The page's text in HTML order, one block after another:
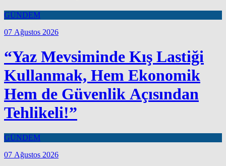
GÜNDEM
07 Ağustos 2026
“Yaz Mevsiminde Kış Lastiği
Kullanmak, Hem Ekonomik
Hem de Güvenlik Açısından
Tehlikeli!”
GÜNDEM
07 Ağustos 2026